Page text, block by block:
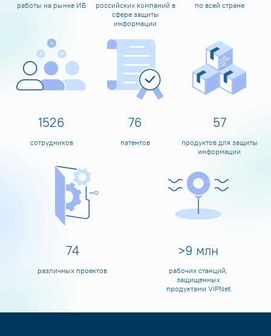
работы на рынке ИБ
российских компаний в
сфере защиты
информации
по всей стране
1600
сотрудников
80
патентов
60
продуктов для защиты
информации
80
различных проектов
>10 млн
рабочих станций,
защищенных
продуктами ViPNet